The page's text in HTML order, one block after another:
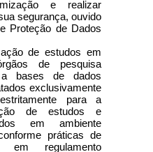
e realizar
segurança, ouvido
Proteção de Dados
de estudos em
de pesquisa
bases de dados
exclusivamente
para a
de estudos e
em ambiente
práticas de
em regulamento